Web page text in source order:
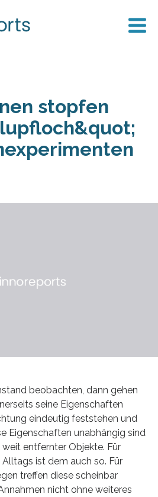
stopfen
beobachten, dann gehen
seine Eigenschaften
eindeutig feststehen und
Eigenschaften unabhängig sind
entfernter Objekte. Für
ist dem auch so. Für
treffen diese scheinbar
nicht ohne weiteres